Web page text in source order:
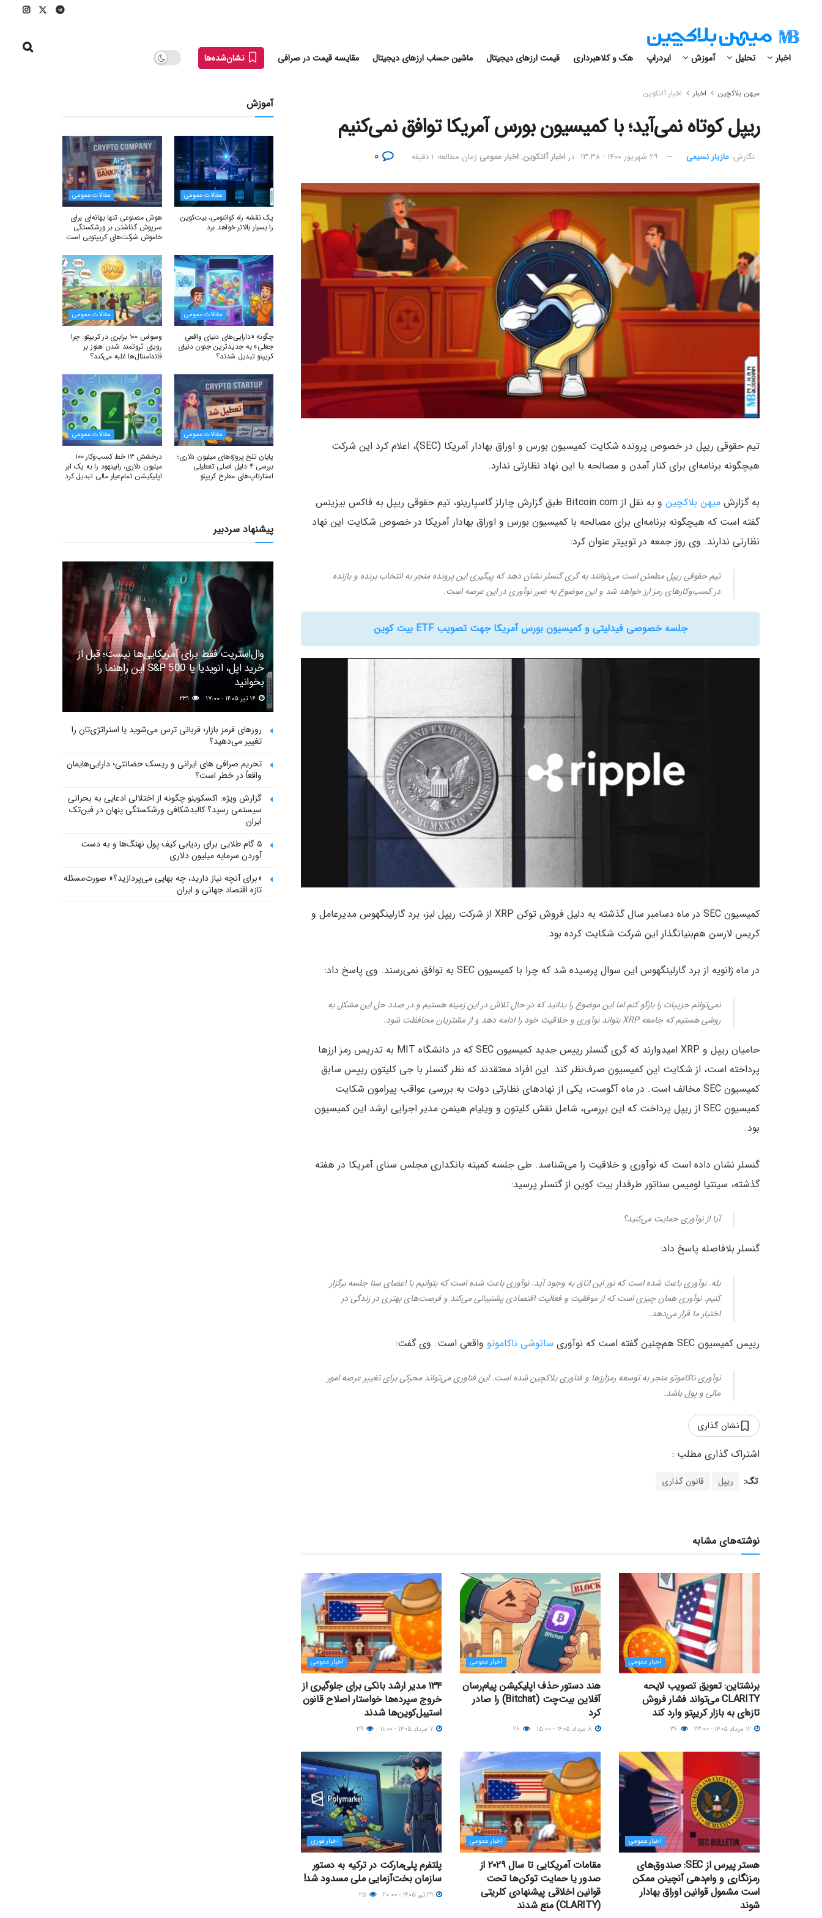
اخبار تحلیل آموزش ایردراپ هک و کلاهبرداری قیمت ارزهای دیجیتال ماشین حساب ارزهای دیجیتال مقایسه قیمت در صرافی نشان‌شده‌ها
میهن بلاکچین اخبار اخبار آلتکوین
ریپل کوتاه نمی‌آید؛ با کمیسیون بورس آمریکا توافق نمی‌کنیم
نگارش:‌ مازیار نسیمی ۲۹ شهریور ۱۴۰۰ - ۱۳:۳۸ در اخبار آلتکوین,اخبار عمومی زمان مطالعه: ۱ دقیقه
تیم حقوقی ریپل در خصوص پرونده شکایت کمیسیون بورس و اوراق بهادار آمریکا (SEC)، اعلام کرد این شرکت
هیچگونه برنامه‌ای برای کنار آمدن و مصالحه با این نهاد نظارتی ندارد.
به گزارش میهن بلاکچین
و به نقل از Bitcoin.com طبق گزارش چارلز گاسپارینو، تیم حقوقی ریپل به فاکس بیزینس
گفته است که هیچگونه برنامه‌ای برای مصالحه با کمیسیون بورس و اوراق بهادار آمریکا در خصوص شکایت این نهاد
نظارتی ندارند. وی روز جمعه در توییتر عنوان کرد:
تیم حقوقی ریپل مطمئن است می‌توانند به گری گنسلر نشان دهد که پیگیری این پرونده منجر به انتخاب برنده و بازنده
در کسب‌وکارهای رمز ارز خواهد شد و این موضوع به ضرر نوآوری در این عرصه است.
جلسه خصوصی فیدلیتی و کمیسیون بورس آمریکا جهت تصویب ETF بیت کوین
کمیسیون SEC در ماه دسامبر سال گذشته به دلیل فروش توکن XRP از شرکت ریپل لبز، برد گارلینگهوس مدیرعامل و
کریس لارسن هم‌بنیانگذار این شرکت شکایت کرده بود.
در ماه ژانویه از برد گارلینگهوس این سوال پرسیده شد که چرا با کمیسیون SEC به توافق نمی‌رسند. وی پاسخ داد:
نمی‌توانم جزییات را بازگو کنم اما این موضوع را بدانید که در حال تلاش در این زمینه هستیم و در صدد حل این مشکل به
روشی هستیم که جامعه XRP بتواند نوآوری و خلاقیت خود را ادامه دهد و از مشتریان محافظت شود.
حامیان ریپل و XRP امیدوارند که گری گنسلر رییس جدید کمیسیون SEC که در دانشگاه MIT به تدریس رمز ارزها
پرداخته است، از شکایت این کمیسیون صرف‌نظر کند. این افراد معتقدند که نظر گنسلر با جی کلیتون رییس سابق
کمیسیون SEC مخالف است. در ماه آگوست، یکی از نهادهای نظارتی دولت به بررسی عواقب پیرامون شکایت
کمیسیون SEC از ریپل پرداخت که این بررسی، شامل نقش کلیتون و ویلیام هینمن مدیر اجرایی ارشد این کمیسیون
بود.
گنسلر نشان داده است که نوآوری و خلاقیت را می‌شناسد. طی جلسه کمیته بانکداری مجلس سنای آمریکا در هفته
گذشته، سینتیا لومیس سناتور طرفدار بیت کوین از گنسلر پرسید:
آیا از نوآوری حمایت می‌کنید؟
گنسلر بلافاصله پاسخ داد:
بله. نوآوری باعث شده است که نور این اتاق به وجود آید. نوآوری باعث شده است که بتوانیم با اعضای سنا جلسه برگزار
کنیم. نوآوری همان چیزی است که از موفقیت و فعالیت اقتصادی پشتیبانی می‌کند و فرصت‌های بهتری در زندگی در
اختیار ما قرار می‌دهد.
رییس کمیسیون SEC هم‌چنین گفته است که نوآوری ساتوشی ناکاموتو واقعی است. وی گفت:
نوآوری ناکاموتو منجر به توسعه رمزارزها و فناوری بلاکچین شده است. این فناوری می‌تواند محرکی برای تغییر عرصه امور
مالی و پول باشد.
نشان گذاری
تگ: ریپل قانون گذاری
نوشته‌های مشابه
اخبار عمومی
برنشتاین: تعویق تصویب لایحه
CLARITY می‌تواند فشار فروش
تازه‌ای به بازار کریپتو وارد کند
اخبار عمومی
هند دستور حذف اپلیکیشن پیام‌رسان
آفلاین بیت‌چت (Bitchat) را صادر
کرد
اخبار عمومی
۱۳۴ مدیر ارشد بانکی برای جلوگیری از
خروج سپرده‌ها خواستار اصلاح قانون
استیبل‌کوین‌ها شدند
اخبار عمومی
هستر پیرس از SEC: صندوق‌های
رمزنگاری و وام‌دهی آنچینن ممکن
است مشمول قوانین اوراق بهادار
شوند
اخبار عمومی
مقامات آمریکایی تا سال ۲۰۲۹ از
صدور یا حمایت توکن‌ها تحت
قوانین اخلاقی پیشنهادی کلریتی
(CLARITY) منع شدند
اخبار فوری
پلتفرم پلی‌مارکت در ترکیه به دستور
سازمان بخت‌آزمایی ملی مسدود شد!
آموزش
مقالات عمومی
یک نقشه راه کوانتومی، بیت‌کوین
را بسیار بالاتر خواهد برد
مقالات عمومی
هوش مصنوعی تنها بهانه‌ای برای
سرپوش گذاشتن بر ورشکستگی
خاموش شرکت‌های کریپتویی است
مقالات عمومی
چگونه «دارایی‌های دنیای واقعیِ
جعلی» به جدیدترین جنون دنیای
کریپتو تبدیل شدند؟
مقالات عمومی
وسواس ۱۰۰ برابری در کریپتو: چرا
رویای ثروتمند شدن هنوز بر
فاندامنتال‌ها غلبه می‌کند؟
مقالات عمومی
پایان تلخ پروژه‌های میلیون دلاری؛
بررسی ۴ دلیل اصلی تعطیلی
استارتاپ‌های مطرح کریپتو
مقالات عمومی
درخشش ۱۳ خط کسب‌وکار ۱۰۰
میلیون دلاری، رابینهود را به یک ابر
اپلیکیشن تمام‌عیار مالی تبدیل کرد
پیشنهاد سردبیر
وال‌استریت فقط برای آمریکایی‌ها نیست؛ قبل از
خرید اپل، انویدیا یا S&P 500 این راهنما را
بخوانید
روزهای قرمز بازار؛ قربانی ترس می‌شوید یا استراتژی‌تان را
تغییر می‌دهید؟
تحریم صرافی های ایرانی و ریسک حضانتی؛ دارایی‌هایمان
واقعاً در خطر است؟
گزارش ویژه: اکسکوینو چگونه از اختلالی ادعایی به بحرانی
سیستمی رسید؟ کالبدشکافی ورشکستگی پنهان در فین‌تک
ایران
۵ گام طلایی برای ردیابی کیف پول‌ نهنگ‌ها و به دست
آوردن سرمایه میلیون دلاری
«برای آنچه نیاز دارید، چه بهایی می‌پردازید؟» صورت‌مسئله
تازه اقتصاد جهانی و ایران